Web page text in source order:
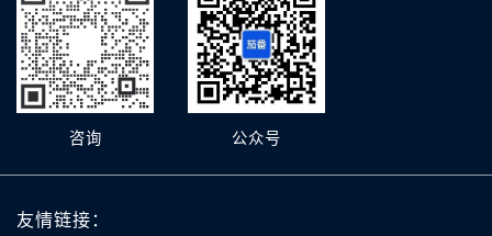
咨询 公众号
友情链接：